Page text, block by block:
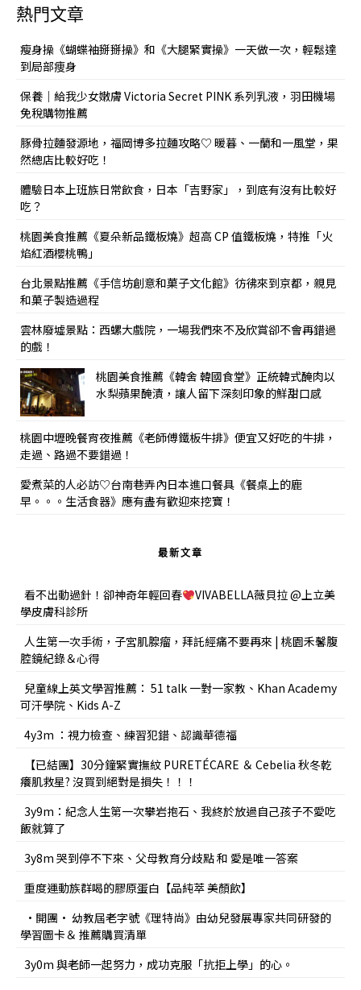
熱門文章
瘦身操《蝴蝶袖掰掰操》和《大腿緊實操》一天做一次，輕鬆達
到局部痩身
保養｜給我少女嫩膚 Victoria Secret PINK 系列乳液，羽田機場
免稅購物推薦
豚骨拉麵發源地，福岡博多拉麵攻略♡ 暖暮、一蘭和一風堂，果
然總店比較好吃！
體驗日本上班族日常飲食，日本「吉野家」，到底有沒有比較好
吃？
桃園美食推薦《夏朵新品鐵板燒》超高 CP 值鐵板燒，特推「火
焰紅酒櫻桃鴨」
台北景點推薦《手信坊創意和菓子文化館》彷彿來到京都，親見
和菓子製造過程
雲林廢墟景點：西螺大戲院，一場我們來不及欣賞卻不會再錯過
的戲！
桃園美食推薦《韓舍 韓國食堂》正統韓式醃肉以
水梨蘋果醃漬，讓人留下深刻印象的鮮甜口感
桃園中壢晚餐宵夜推薦《老師傅鐵板牛排》便宜又好吃的牛排，
走過、路過不要錯過！
愛煮菜的人必訪♡台南巷弄內日本進口餐具《餐桌上的鹿
早。。。生活食器》應有盡有歡迎來挖寶！
最新文章
看不出動過針！卻神奇年輕回春
VIVABELLA薇貝拉 @上立美
學皮膚科診所
人生第一次手術，子宮肌腺瘤，拜託經痛不要再來 | 桃園禾馨腹
腔鏡紀錄＆心得
兒童線上英文學習推薦： 51 talk 一對一家教、Khan Academy
可汗學院、Kids A-Z
4y3m ：視力檢查、練習犯錯、認識華德福
【已結團】30分鐘緊實撫紋 PURETÉCARE ＆ Cebelia 秋冬乾
癢肌救星? 沒買到絕對是損失！！！
3y9m：紀念人生第一次攀岩抱石、我終於放過自己孩子不愛吃
飯就算了
3y8m 哭到停不下來、父母教育分歧點 和 愛是唯一答案
重度運動族群喝的膠原蛋白【品純萃 美顏飲】
•開團• 幼教屆老字號《理特尚》由幼兒發展專家共同研發的
學習圖卡＆ 推薦購買清單
3y0m 與老師一起努力，成功克服「抗拒上學」的心。